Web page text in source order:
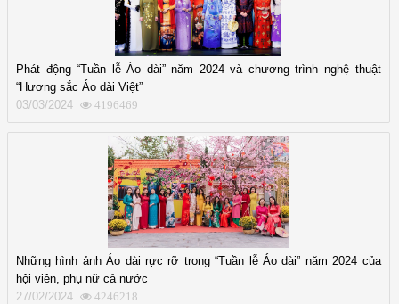
Phát động “Tuần lễ Áo dài” năm 2024 và chương trình nghệ thuật
“Hương sắc Áo dài Việt”
03/03/2024
4196469
Những hình ảnh Áo dài rực rỡ trong “Tuần lễ Áo dài” năm 2024 của
hội viên, phụ nữ cả nước
27/02/2024
4246218